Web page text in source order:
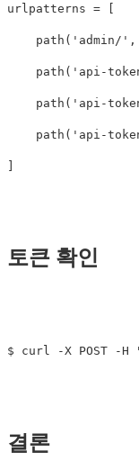
urlpatterns = [
path ( 'admin/' ,
path ( 'api-
path ( 'api-
path ( 'api-
]
토큰 확인
결론